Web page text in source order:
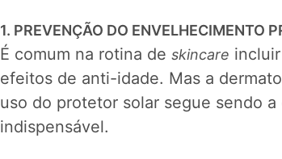
1. PREVENÇÃO DO ENVELHECIMENTO
É comum na rotina de skincare
efeitos de anti-idade. Mas a
uso do protetor solar segue sendo
indispensável.